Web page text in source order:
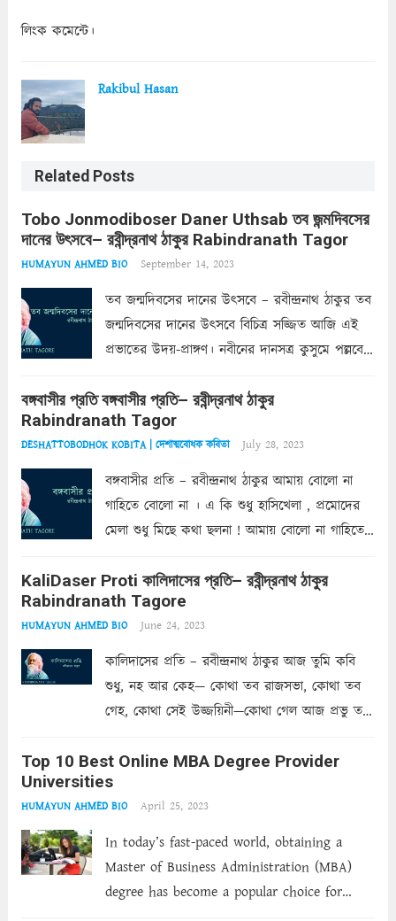
লিংক কমেন্টে।
Rakibul Hasan
Related Posts
Tobo Jonmodiboser Daner Uthsab তব জন্মদিবসের
দানের উৎসবে– রবীন্দ্রনাথ ঠাকুর Rabindranath Tagor
HUMAYUN AHMED BIO September 14, 2023
তব জন্মদিবসের দানের উৎসবে – রবীন্দ্রনাথ ঠাকুর তব
জন্মদিবসের দানের উৎসবে বিচিত্র সজ্জিত আজি এই
প্রভাতের উদয়-প্রাঙ্গণ। নবীনের দানসত্র কুসুমে পল্লবে
আপন ভাণ্ডার, তোমারে সম্মুখে রাখি পেল সে সুযোগ।
দাতা আর গ্রহীতার...
বঙ্গবাসীর প্রতি বঙ্গবাসীর প্রতি– রবীন্দ্রনাথ ঠাকুর
Rabindranath Tagor
DESHATTOBODHOK KOBITA | দেশাত্মবোধক কবিতা July 28, 2023
বঙ্গবাসীর প্রতি – রবীন্দ্রনাথ ঠাকুর আমায় বোলো না
গাহিতে বোলো না । এ কি শুধু হাসিখেলা , প্রমোদের
মেলা শুধু মিছে কথা ছলনা ! আমায় বোলো না গাহিতে
কলঙ্কের...Read more
KaliDaser Proti কালিদাসের প্রতি– রবীন্দ্রনাথ ঠাকুর
Rabindranath Tagore
HUMAYUN AHMED BIO June 24, 2023
কালিদাসের প্রতি – রবীন্দ্রনাথ ঠাকুর আজ তুমি কবি
শুধু, নহ আর কেহ— কোথা তব রাজসভা, কোথা তব
গেহ, কোথা সেই উজ্জয়িনী—কোথা গেল আজ প্রভু তব,
মনে হয় ছিলে তুমি চিরদিন চিরানন্দময় অলকার
অধিবাসী।...
Top 10 Best Online MBA Degree Provider
Universities
HUMAYUN AHMED BIO April 25, 2023
In today’s fast-paced world, obtaining a
Master of Business Administration (MBA)
degree has become a popular choice for